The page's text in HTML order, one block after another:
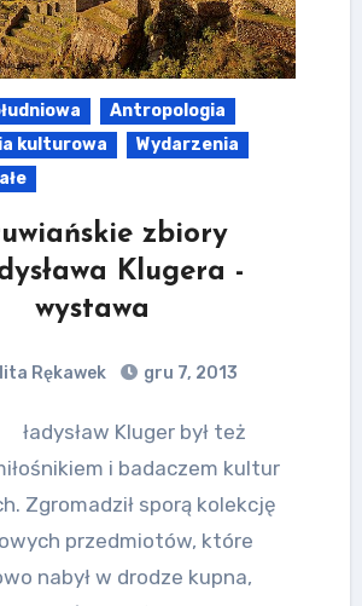
Antropologia
kulturowa
Wydarzenia
zbiory
Klugera -
wystawa
Rękawek gru 7, 2013
ładysław Kluger był też
i badaczem kultur
Zgromadził sporą kolekcję
przedmiotów, które
nabył w drodze kupna,